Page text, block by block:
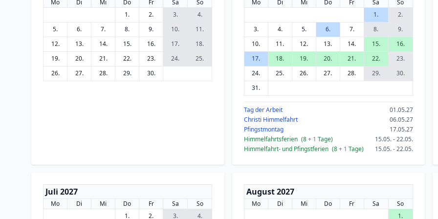
Mo Di Mi Do Fr Sa
So
1.
2. 3.
4.
5.
6. 7. 8. 9. 10.
11.
12.
13. 14. 15. 16. 17.
18.
19.
20. 21. 22. 23. 24.
25.
26.
27. 28. 29. 30.
Mo Di Mi Do Fr Sa
So
1.
2.
3.
4. 5. 6. 7. 8.
9.
10.
11. 12. 13. 14. 15.
16.
17.
18. 19. 20. 21. 22.
23.
24.
25. 26. 27. 28. 29.
30.
31.
Tag der Arbeit
01.05.27
Christi Himmelfahrt
06.05.27
Pfingstmontag
17.05.27
Himmelfahrtsferien (8+ 1 Tage)
15.05. - 22.05.
Himmelfahrt- und Pfingstferien (8+ 1 Tage) 15.05. - 22.05.
Juli 2027
Mo Di Mi Do Fr Sa
So
1.
2. 3. 4.
August 2027
Mo Di Mi Do Fr Sa
So
1.